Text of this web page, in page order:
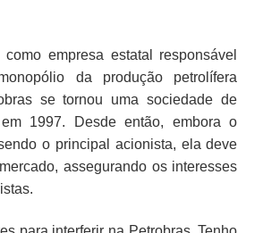
empresa estatal responsável
da produção petrolífera
se tornou uma sociedade de
1997. Desde então, embora o
o principal acionista, ela deve
assegurando os interesses